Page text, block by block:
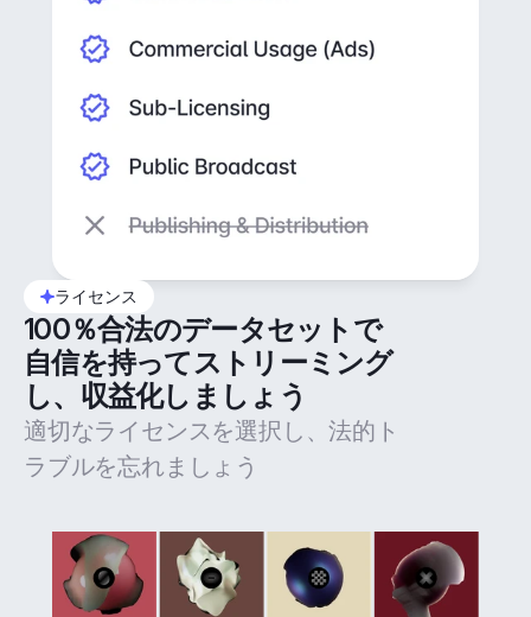
ライセンス
100％合法のデータセットで
自信を持ってストリーミング
し、収益化しましょう
適切なライセンスを選択し、法的ト
ラブルを忘れましょう